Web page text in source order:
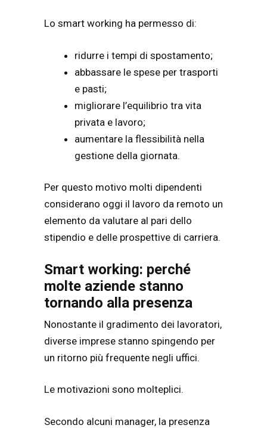
Lo smart working ha permesso di:
ridurre i tempi di spostamento;
abbassare le spese per trasporti
e pasti;
migliorare l’equilibrio tra vita
privata e lavoro;
aumentare la flessibilità nella
gestione della giornata.
Per questo motivo molti dipendenti
considerano oggi il lavoro da remoto un
elemento da valutare al pari dello
stipendio e delle prospettive di carriera.
Smart working: perché
molte aziende stanno
tornando alla presenza
Nonostante il gradimento dei lavoratori,
diverse imprese stanno spingendo per
un ritorno più frequente negli uffici.
Le motivazioni sono molteplici.
Secondo alcuni manager, la presenza